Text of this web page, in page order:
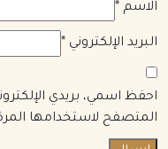
الاسم *
البريد الإلكتروني *
احفظ اسمي، بريدي
المتصفح لاستخدامها